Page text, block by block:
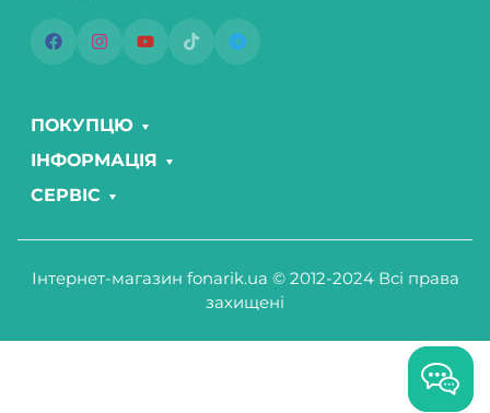
ПОКУПЦЮ
ІНФОРМАЦІЯ
СЕРВІС
Інтернет-магазин fonarik.ua © 2012-2024 Всі права
захищені